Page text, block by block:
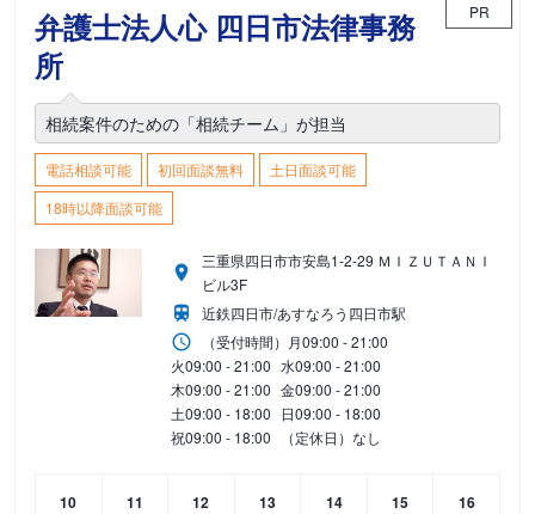
弁護士法人心 四日市法律事務
所
PR
相続案件のための「相続チーム」が担当
電話相談可能 初回面談無料
土日面談可能
18時以降面談可能
三重県四日市市安島1-2-29 ＭＩＺＵＴＡＮＩ
ビル3F
近鉄四日市/あすなろう四日市駅
（受付時間） 月09:00 - 21:00
火09:00 - 21:00 水09:00 - 21:00
木09:00 - 21:00 金09:00 - 21:00
土09:00 - 18:00 日09:00 - 18:00
祝09:00 - 18:00 （定休日）なし
10
11
12
13
14
15
16